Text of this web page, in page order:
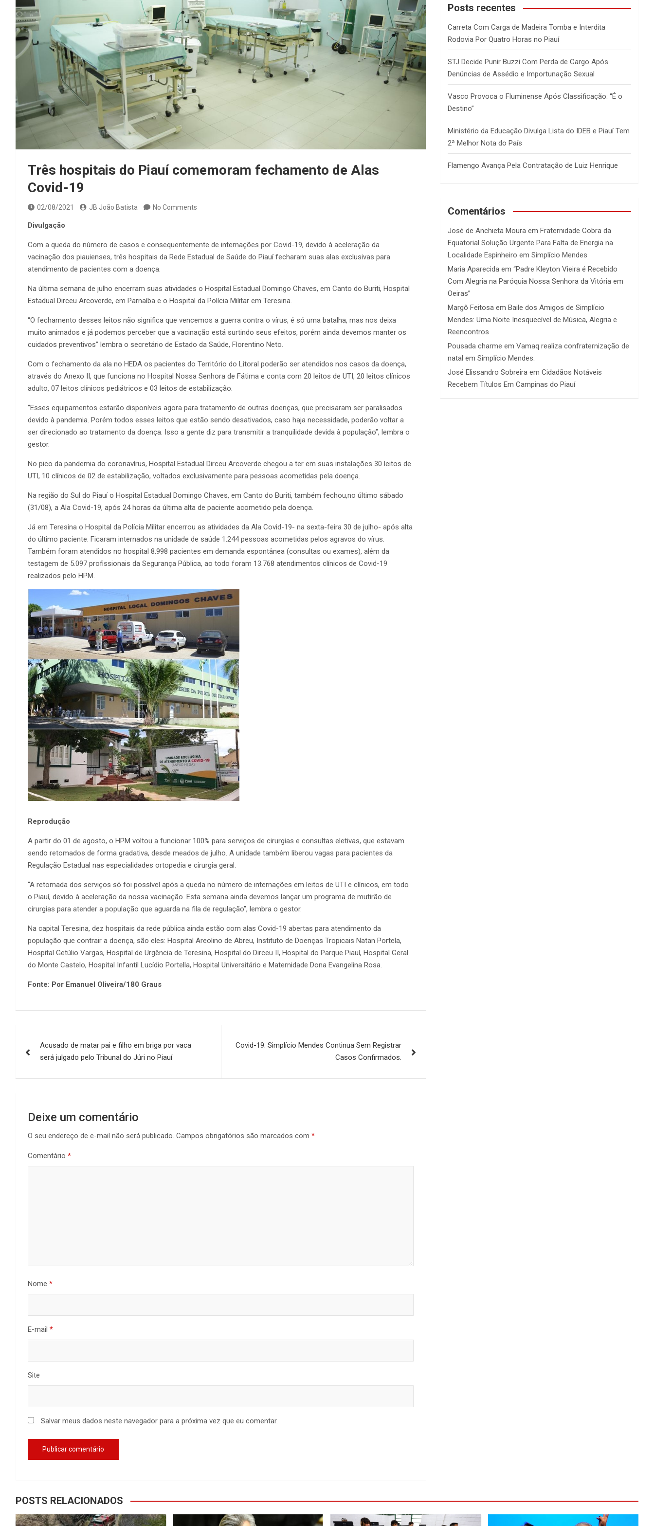
Três hospitais do Piauí comemoram fechamento de Alas
Covid-19
02/08/2021 JB João Batista No Comments
Divulgação
Com a queda do número de casos e consequentemente de internações por Covid-19, devido à aceleração da
vacinação dos piauienses, três hospitais da Rede Estadual de Saúde do Piauí fecharam suas alas exclusivas para
atendimento de pacientes com a doença.
Na última semana de julho encerram suas atividades o Hospital Estadual Domingo Chaves, em Canto do Buriti, Hospital
Estadual Dirceu Arcoverde, em Parnaíba e o Hospital da Polícia Militar em Teresina.
“O fechamento desses leitos não significa que vencemos a guerra contra o vírus, é só uma batalha, mas nos deixa
muito animados e já podemos perceber que a vacinação está surtindo seus efeitos, porém ainda devemos manter os
cuidados preventivos” lembra o secretário de Estado da Saúde, Florentino Neto.
Com o fechamento da ala no HEDA os pacientes do Território do Litoral poderão ser atendidos nos casos da doença,
através do Anexo II, que funciona no Hospital Nossa Senhora de Fátima e conta com 20 leitos de UTI, 20 leitos clínicos
adulto, 07 leitos clínicos pediátricos e 03 leitos de estabilização.
“Esses equipamentos estarão disponíveis agora para tratamento de outras doenças, que precisaram ser paralisados
devido à pandemia. Porém todos esses leitos que estão sendo desativados, caso haja necessidade, poderão voltar a
ser direcionado ao tratamento da doença. Isso a gente diz para transmitir a tranquilidade devida à população”, lembra o
gestor.
No pico da pandemia do coronavírus, Hospital Estadual Dirceu Arcoverde chegou a ter em suas instalações 30 leitos de
UTI, 10 clínicos de 02 de estabilização, voltados exclusivamente para pessoas acometidas pela doença.
Na região do Sul do Piauí o Hospital Estadual Domingo Chaves, em Canto do Buriti, também fechou,no último sábado
(31/08), a Ala Covid-19, após 24 horas da última alta de paciente acometido pela doença.
Já em Teresina o Hospital da Polícia Militar encerrou as atividades da Ala Covid-19- na sexta-feira 30 de julho- após alta
do último paciente. Ficaram internados na unidade de saúde 1.244 pessoas acometidas pelos agravos do vírus.
Também foram atendidos no hospital 8.998 pacientes em demanda espontânea (consultas ou exames), além da
testagem de 5.097 profissionais da Segurança Pública, ao todo foram 13.768 atendimentos clínicos de Covid-19
realizados pelo HPM.
Reprodução
A partir do 01 de agosto, o HPM voltou a funcionar 100% para serviços de cirurgias e consultas eletivas, que estavam
sendo retomados de forma gradativa, desde meados de julho. A unidade também liberou vagas para pacientes da
Regulação Estadual nas especialidades ortopedia e cirurgia geral.
“A retomada dos serviços só foi possível após a queda no número de internações em leitos de UTI e clínicos, em todo
o Piauí, devido à aceleração da nossa vacinação. Esta semana ainda devemos lançar um programa de mutirão de
cirurgias para atender a população que aguarda na fila de regulação”, lembra o gestor.
Na capital Teresina, dez hospitais da rede pública ainda estão com alas Covid-19 abertas para atendimento da
população que contrair a doença, são eles: Hospital Areolino de Abreu, Instituto de Doenças Tropicais Natan Portela,
Hospital Getúlio Vargas, Hospital de Urgência de Teresina, Hospital do Dirceu II, Hospital do Parque Piauí, Hospital Geral
do Monte Castelo, Hospital Infantil Lucídio Portella, Hospital Universitário e Maternidade Dona Evangelina Rosa.
Fonte: Por Emanuel Oliveira/180 Graus
de
Post
Acusado de matar pai e filho em briga por vaca
será julgado pelo Tribunal do Júri no Piauí
Covid-19: Simplício Mendes Continua Sem Registrar
Casos Confirmados.
Deixe um comentário
O seu endereço de e-mail não será publicado. Campos obrigatórios são marcados com *
Comentário *
Nome *
E-mail *
Site
Salvar meus dados neste navegador para a próxima vez que eu comentar.
c
Posts recentes
Carreta Com Carga de Madeira Tomba e Interdita
Rodovia Por Quatro Horas no Piauí
STJ Decide Punir Buzzi Com Perda de Cargo Após
Denúncias de Assédio e Importunação Sexual
Vasco Provoca o Fluminense Após Classificação: “É o
Destino”
Ministério da Educação Divulga Lista do IDEB e Piauí Tem
2ª Melhor Nota do País
Flamengo Avança Pela Contratação de Luiz Henrique
Comentários
José de Anchieta Moura emFraternidade Cobra da
Equatorial Solução Urgente Para Falta de Energia na
Localidade Espinheiro em Simplício Mendes
Maria Aparecida em“Padre Kleyton Vieira é Recebido
Com Alegria na Paróquia Nossa Senhora da Vitória em
Oeiras”
Margô Feitosa emBaile dos Amigos de Simplício
Mendes: Uma Noite Inesquecível de Música, Alegria e
Reencontros
Pousada charme emVamaq realiza confraternização de
natal em Simplício Mendes.
José Elissandro Sobreira emCidadãos Notáveis
Recebem Títulos Em Campinas do Piauí
POSTS RELACIONADOS